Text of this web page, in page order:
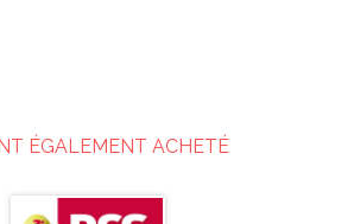
ÉGALEMENT ACHETÉ